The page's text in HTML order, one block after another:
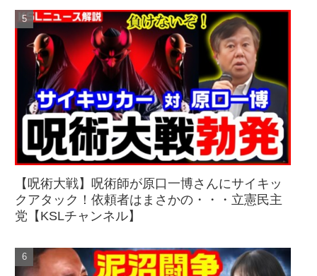
【呪術大戦】呪術師が原口一博さんにサイキッ
クアタック！依頼者はまさかの・・・立憲民主
党【KSLチャンネル】